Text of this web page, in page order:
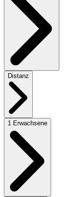
Distanz
1 Erwachsene